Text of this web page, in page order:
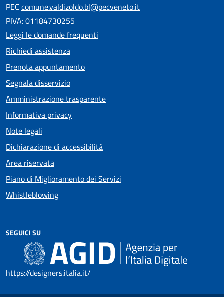
PEC comune.valdizoldo.bl@pecveneto.it
PIVA: 01184730255
Leggi le domande frequenti
Richiedi assistenza
Prenota appuntamento
Segnala disservizio
Amministrazione trasparente
Informativa privacy
Note legali
Dichiarazione di accessibilità
Area riservata
Piano di Miglioramento dei Servizi
Whistleblowing
SEGUICI SU
https://designers.italia.it/